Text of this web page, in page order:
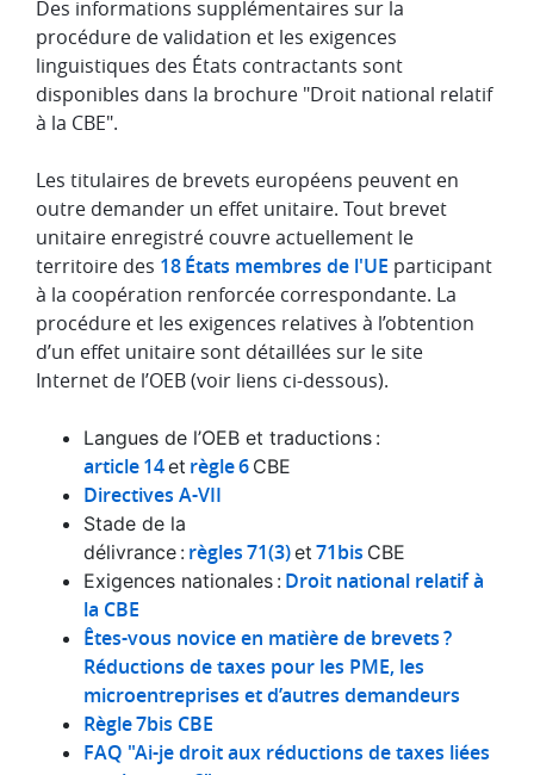
Des informations supplémentaires sur la
procédure de validation et les exigences
linguistiques des États contractants sont
disponibles dans la brochure "Droit national relatif
à la CBE".
Les titulaires de brevets européens peuvent en
outre demander un effet unitaire. Tout brevet
unitaire enregistré couvre actuellement le
territoire des 18 États membres de l'UE participant
à la coopération renforcée correspondante. La
procédure et les exigences relatives à l’obtention
d’un effet unitaire sont détaillées sur le site
Internet de l’OEB (voir liens ci-dessous).
Langues de l’OEB et traductions :
article 14et règle 6 CBE
Directives A-VII
Stade de la
délivrance : règles 71(3)et 71bis CBE
Exigences nationales : Droit national relatif à
la CBE
Êtes-vous novice en matière de brevets ?
Réductions de taxes pour les PME, les
microentreprises et d’autres demandeurs
Règle 7bis CBE
FAQ "Ai-je droit aux réductions de taxes liées